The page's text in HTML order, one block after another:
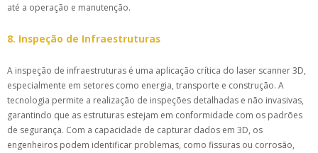
até a operação e manutenção.
8. Inspeção de Infraestruturas
A inspeção de infraestruturas é uma aplicação crítica do laser scanner 3D,
especialmente em setores como energia, transporte e construção. A
tecnologia permite a realização de inspeções detalhadas e não invasivas,
garantindo que as estruturas estejam em conformidade com os padrões
de segurança. Com a capacidade de capturar dados em 3D, os
engenheiros podem identificar problemas, como fissuras ou corrosão,